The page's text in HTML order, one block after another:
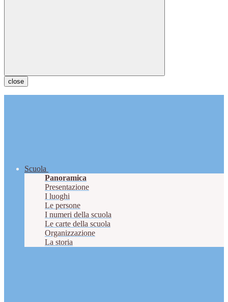
close
Scuola
Panoramica
Presentazione
I luoghi
Le persone
I numeri della scuola
Le carte della scuola
Organizzazione
La storia